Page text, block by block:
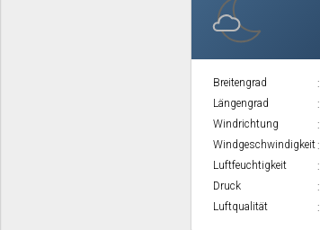
Breitengrad
Längengrad
Windrichtung
Windgeschwindigkeit
Luftfeuchtigkeit
Druck
Luftqualität